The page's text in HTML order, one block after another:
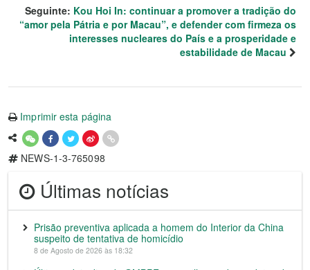
Seguinte: Kou Hoi In: continuar a promover a tradição do
“amor pela Pátria e por Macau”, e defender com firmeza os
interesses nucleares do País e a prosperidade e
estabilidade de Macau
Imprimir esta página
NEWS-1-3-765098
Últimas notícias
Prisão preventiva aplicada a homem do Interior da China
suspeito de tentativa de homicídio
8 de Agosto de 2026 às 18:32